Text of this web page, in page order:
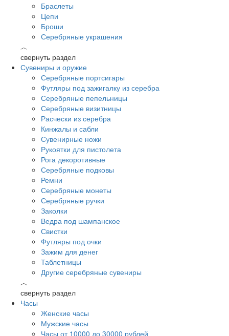
Браслеты
Цепи
Броши
Серебряные украшения
︿
свернуть раздел
Сувениры и оружие
Серебряные портсигары
Футляры под зажигалку из серебра
Серебряные пепельницы
Серебряные визитницы
Расчески из серебра
Кинжалы и сабли
Сувенирные ножи
Рукоятки для пистолета
Рога декоротивные
Серебряные подковы
Ремни
Серебряные монеты
Серебряные ручки
Заколки
Ведра под шампанское
Свистки
Футляры под очки
Зажим для денег
Таблетницы
Другие серебряные сувениры
︿
свернуть раздел
Часы
Женские часы
Мужские часы
Часы от 10000 до 30000 рублей